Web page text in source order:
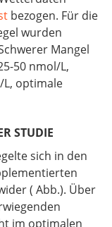
bezogen. Für die
wurden
Mangel
50 nmol/L,
L, optimale
STUDIE
sich in den
( Abb.). Über
im optimalen